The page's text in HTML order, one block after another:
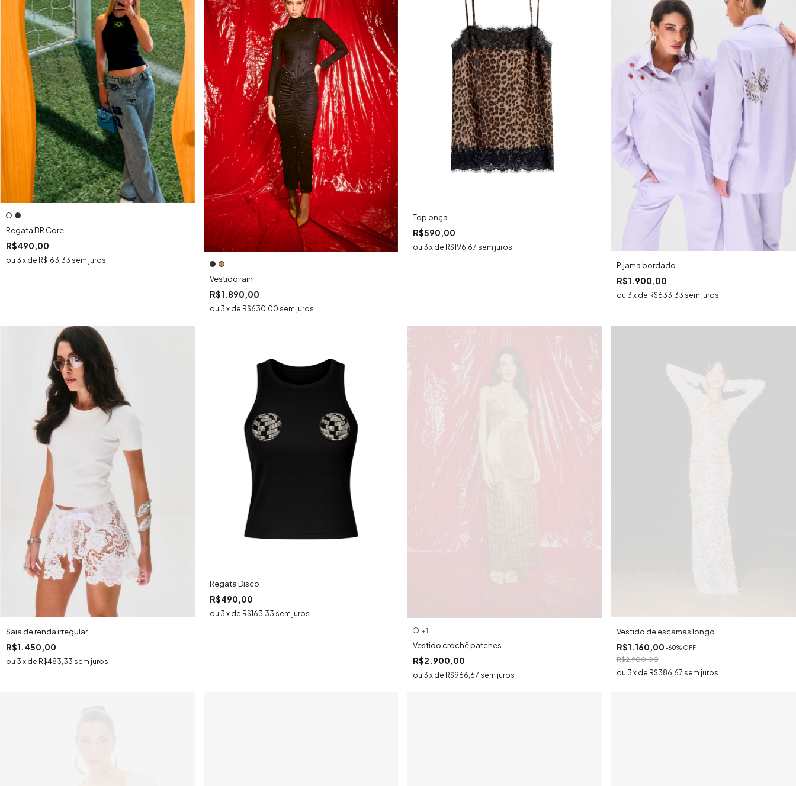
Regata BR Core
R$490,00
3 x de R$163,33 sem juros
Vestido rain
R$1.890,00
3 x de R$630,00 sem juros
Top onça
R$590,00
3 x de R$196,67 sem juros
Pijama bordado
R$1.900,00
3 x de R$633,33 sem juros
Saia de renda irregular
R$1.450,00
3 x de R$483,33 sem juros
Regata Disco
R$490,00
3 x de R$163,33 sem juros
+1
Vestido crochê patches
R$2.900,00
3 x de R$966,67 sem juros
Vestido de escamas longo
R$1.160,00 -60% OFF
R$2.900,00
3 x de R$386,67 sem juros